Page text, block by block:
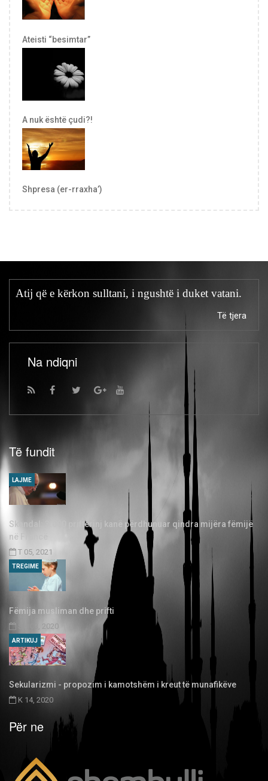
Ateisti “besimtar”
A nuk është çudi?!
Shpresa (er-rraxha’)
Atij që e kërkon sulltani, i ngushtë i duket vatani.
Të tjera
Na ndiqni
Të fundit
Skandal: 3.000 priftërinj kanë përdhunuar qindra mijëra fëmijë
në Francë
T 05, 2021
LAJME
Fëmija musliman dhe prifti
SH 03, 2020
TREGIME
Sekularizmi - propozim i kamotshëm i kreut të munafikëve
K 14, 2020
ARTIKUJ
Për ne